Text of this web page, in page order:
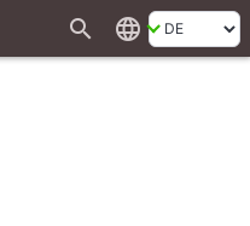
search language